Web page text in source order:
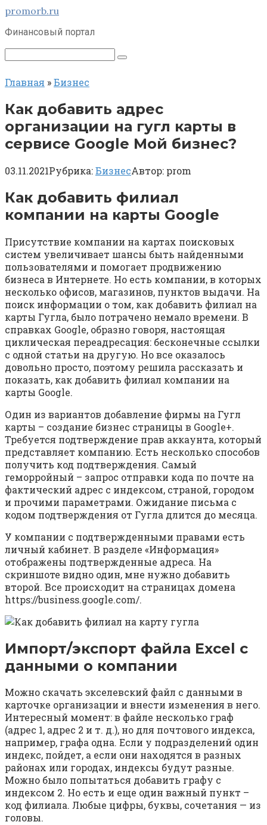
Перейти
контенту
promorb.ru
Финансовый портал
Поиск:
Главная »Бизнес
Как добавить адрес
организации на гугл карты в
сервисе Google Мой бизнес?
03.11.2021Рубрика:БизнесАвтор: prom
Как добавить филиал
компании на карты Google
Присутствие компании на картах поисковых
систем увеличивает шансы быть найденными
пользователями и помогает продвижению
бизнеса в Интернете. Но есть компании, в которых
несколько офисов, магазинов, пунктов выдачи. На
поиск информации о том, как добавить филиал на
карты Гугла, было потрачено немало времени. В
справках Google, образно говоря, настоящая
циклическая переадресация: бесконечные ссылки
с одной статьи на другую. Но все оказалось
довольно просто, поэтому решила рассказать и
показать, как добавить филиал компании на
карты Google.
Один из вариантов добавление фирмы на Гугл
карты – создание бизнес страницы в Google+.
Требуется подтверждение прав аккаунта, который
представляет компанию. Есть несколько способов
получить код подтверждения. Самый
геморройный – запрос отправки кода по почте на
фактический адрес с индексом, страной, городом
и прочими параметрами. Ожидание письма с
кодом подтверждения от Гугла длится до месяца.
У компании с подтвержденными правами есть
личный кабинет. В разделе «Информация»
отображены подтвержденные адреса. На
скриншоте видно один, мне нужно добавить
второй. Все происходит на страницах домена
https://business.google.com/.
Импорт/экспорт файла Excel с
данными о компании
Можно скачать экселевский файл с данными в
карточке организации и внести изменения в него.
Интересный момент: в файле несколько граф
(адрес 1, адрес 2 и т. д.), но для почтового индекса,
например, графа одна. Если у подразделений один
индекс, пойдет, а если они находятся в разных
районах или городах, индексы будут разные.
Можно было попытаться добавить графу с
индексом 2. Но есть и еще один важный пункт –
код филиала. Любые цифры, буквы, сочетания — из
головы.